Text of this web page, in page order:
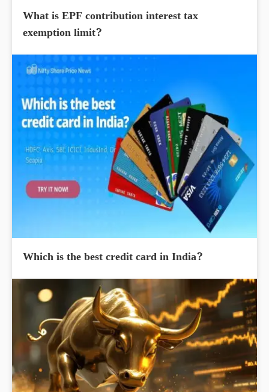
What is EPF contribution interest tax
exemption limit?
Which is the best credit card in India?